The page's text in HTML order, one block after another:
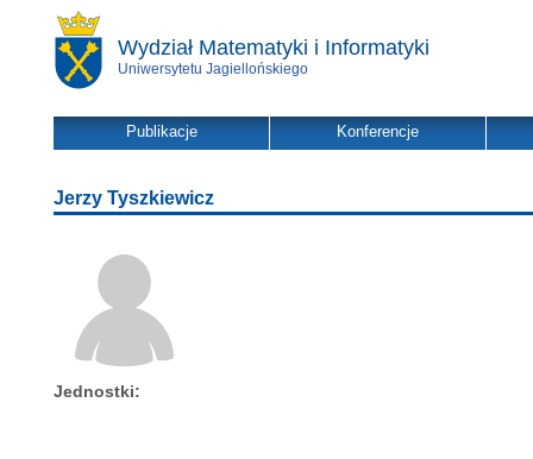
Wydział Matematyki i Informatyki
Uniwersytetu Jagiellońskiego
Publikacje Konferencje
Jerzy Tyszkiewicz
Jednostki: